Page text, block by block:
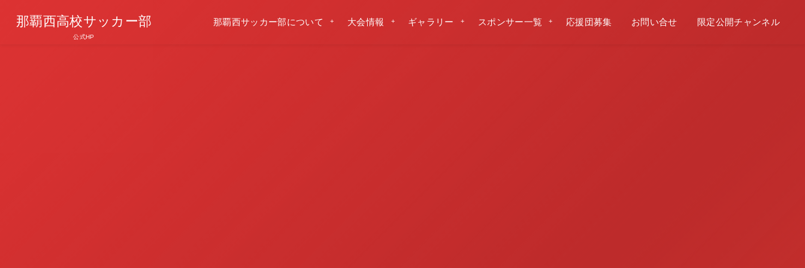
那覇西高校サッカー部
公式HP
那覇西サッカー部について 大会情報 ギャラリー スポンサー一覧 応援団募集 お問い合せ 限定公開チャンネル